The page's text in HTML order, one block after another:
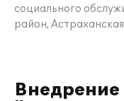
социального
район,